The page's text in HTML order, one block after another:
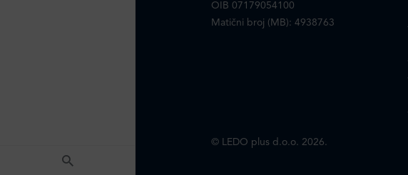
OIB 07179054100
Matični broj (MB): 4938763
© LEDO plus d.o.o. 2026.